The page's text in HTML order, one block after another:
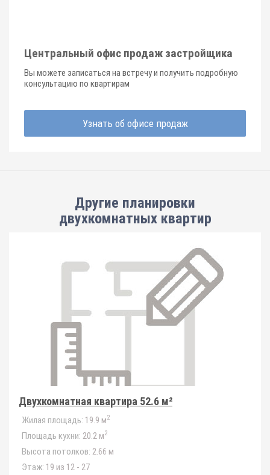
Центральный офис продаж застройщика
Вы можете записаться на встречу и получить подробную
консультацию по квартирам
Узнать об офисе продаж
Другие планировки
двухкомнатных квартир
Двухкомнатная квартира 52.6 м²
Жилая площадь: 19.9 м2
Площадь кухни: 20.2 м2
Высота потолков: 2.66 м
Этаж: 19 из 12 - 27